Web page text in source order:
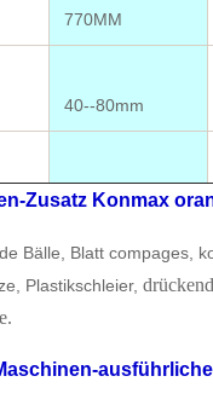
770MM
40--80mm
110V-220V, 50-
49KG
Zusatz Konmax
Bälle, Blatt compages,
Plastikschleier,